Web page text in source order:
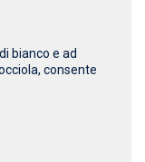
bianco e ad
consente